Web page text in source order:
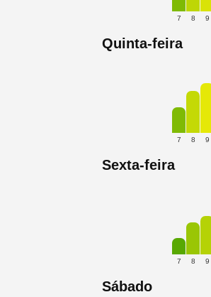
7 8 9
Quinta-feira
7 8 9
Sexta-feira
7 8 9
Sábado